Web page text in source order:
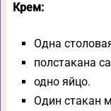
Крем:
Одна
полстакана
одно яйцо.
Один стакан